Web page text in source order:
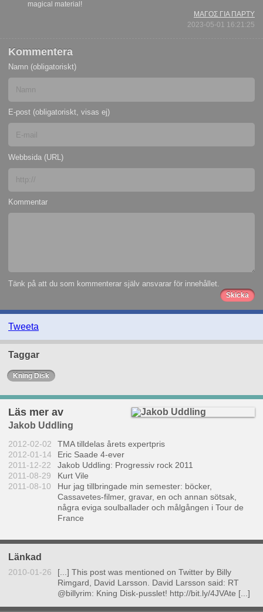
magical material!
ΜΑΓΟΣ ΓΙΑ ΠΑΡΤΥ
2023-05-01 16:21:25
Kommentera
Namn (obligatoriskt)
E-post (obligatoriskt, visas ej)
Webbsida (URL)
Kommentar
Tänk på att du som kommenterar själv ansvarar för innehållet.
Tweeta
Taggar
Kning Disk
Läs mer av
Jakob Uddling
2012-02-02
TMA tilldelas årets expertpris
2012-01-14
Eric Saade 4-ever
2011-12-22
Jakob Uddling: Progressiv rock 2011
2011-08-29
Kurt Vile
2011-08-10
Hur jag tillbringade min semester: böcker,
Cassavetes-filmer, gravar, en och annan sötsak,
några eviga soulballader och målgången i Tour de
France
Länkad
2010-01-26
[...] This post was mentioned on Twitter by Billy
Rimgard, David Larsson. David Larsson said: RT
@billyrim: Kning Disk-pusslet! http://bit.ly/4JVAte [...]